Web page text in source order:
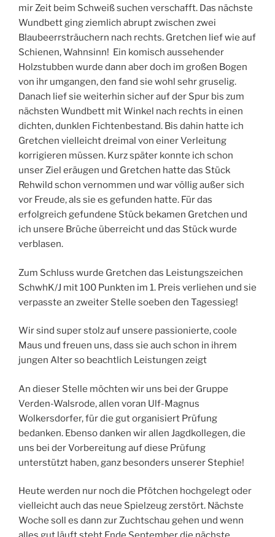
mir Zeit beim Schweiß suchen verschafft. Das nächste
Wundbett ging ziemlich abrupt zwischen zwei
Blaubeerrsträuchern nach rechts. Gretchen lief wie auf
Schienen, Wahnsinn! Ein komisch aussehender
Holzstubben wurde dann aber doch im großen Bogen
von ihr umgangen, den fand sie wohl sehr gruselig.
Danach lief sie weiterhin sicher auf der Spur bis zum
nächsten Wundbett mit Winkel nach rechts in einen
dichten, dunklen Fichtenbestand. Bis dahin hatte ich
Gretchen vielleicht dreimal von einer Verleitung
korrigieren müssen. Kurz später konnte ich schon
unser Ziel eräugen und Gretchen hatte das Stück
Rehwild schon vernommen und war völlig außer sich
vor Freude, als sie es gefunden hatte. Für das
erfolgreich gefundene Stück bekamen Gretchen und
ich unsere Brüche überreicht und das Stück wurde
verblasen.
Zum Schluss wurde Gretchen das Leistungszeichen
SchwhK/J mit 100 Punkten im 1. Preis verliehen und sie
verpasste an zweiter Stelle soeben den Tagessieg!
Wir sind super stolz auf unsere passionierte, coole
Maus und freuen uns, dass sie auch schon in ihrem
jungen Alter so beachtlich Leistungen zeigt
An dieser Stelle möchten wir uns bei der Gruppe
Verden-Walsrode, allen voran Ulf-Magnus
Wolkersdorfer, für die gut organisiert Prüfung
bedanken. Ebenso danken wir allen Jagdkollegen, die
uns bei der Vorbereitung auf diese Prüfung
unterstützt haben, ganz besonders unserer Stephie!
Heute werden nur noch die Pfötchen hochgelegt oder
vielleicht auch das neue Spielzeug zerstört. Nächste
Woche soll es dann zur Zuchtschau gehen und wenn